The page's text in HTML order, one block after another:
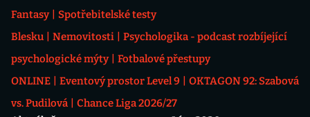
Fantasy
Spotřebitelské testy
Blesku
Nemovitosti
Psychologika - podcast rozbíjející
psychologické mýty
Fotbalové přestupy
ONLINE
Eventový prostor Level 9
OKTAGON 92: Szabová
vs. Pudilová
Chance Liga 2026/27